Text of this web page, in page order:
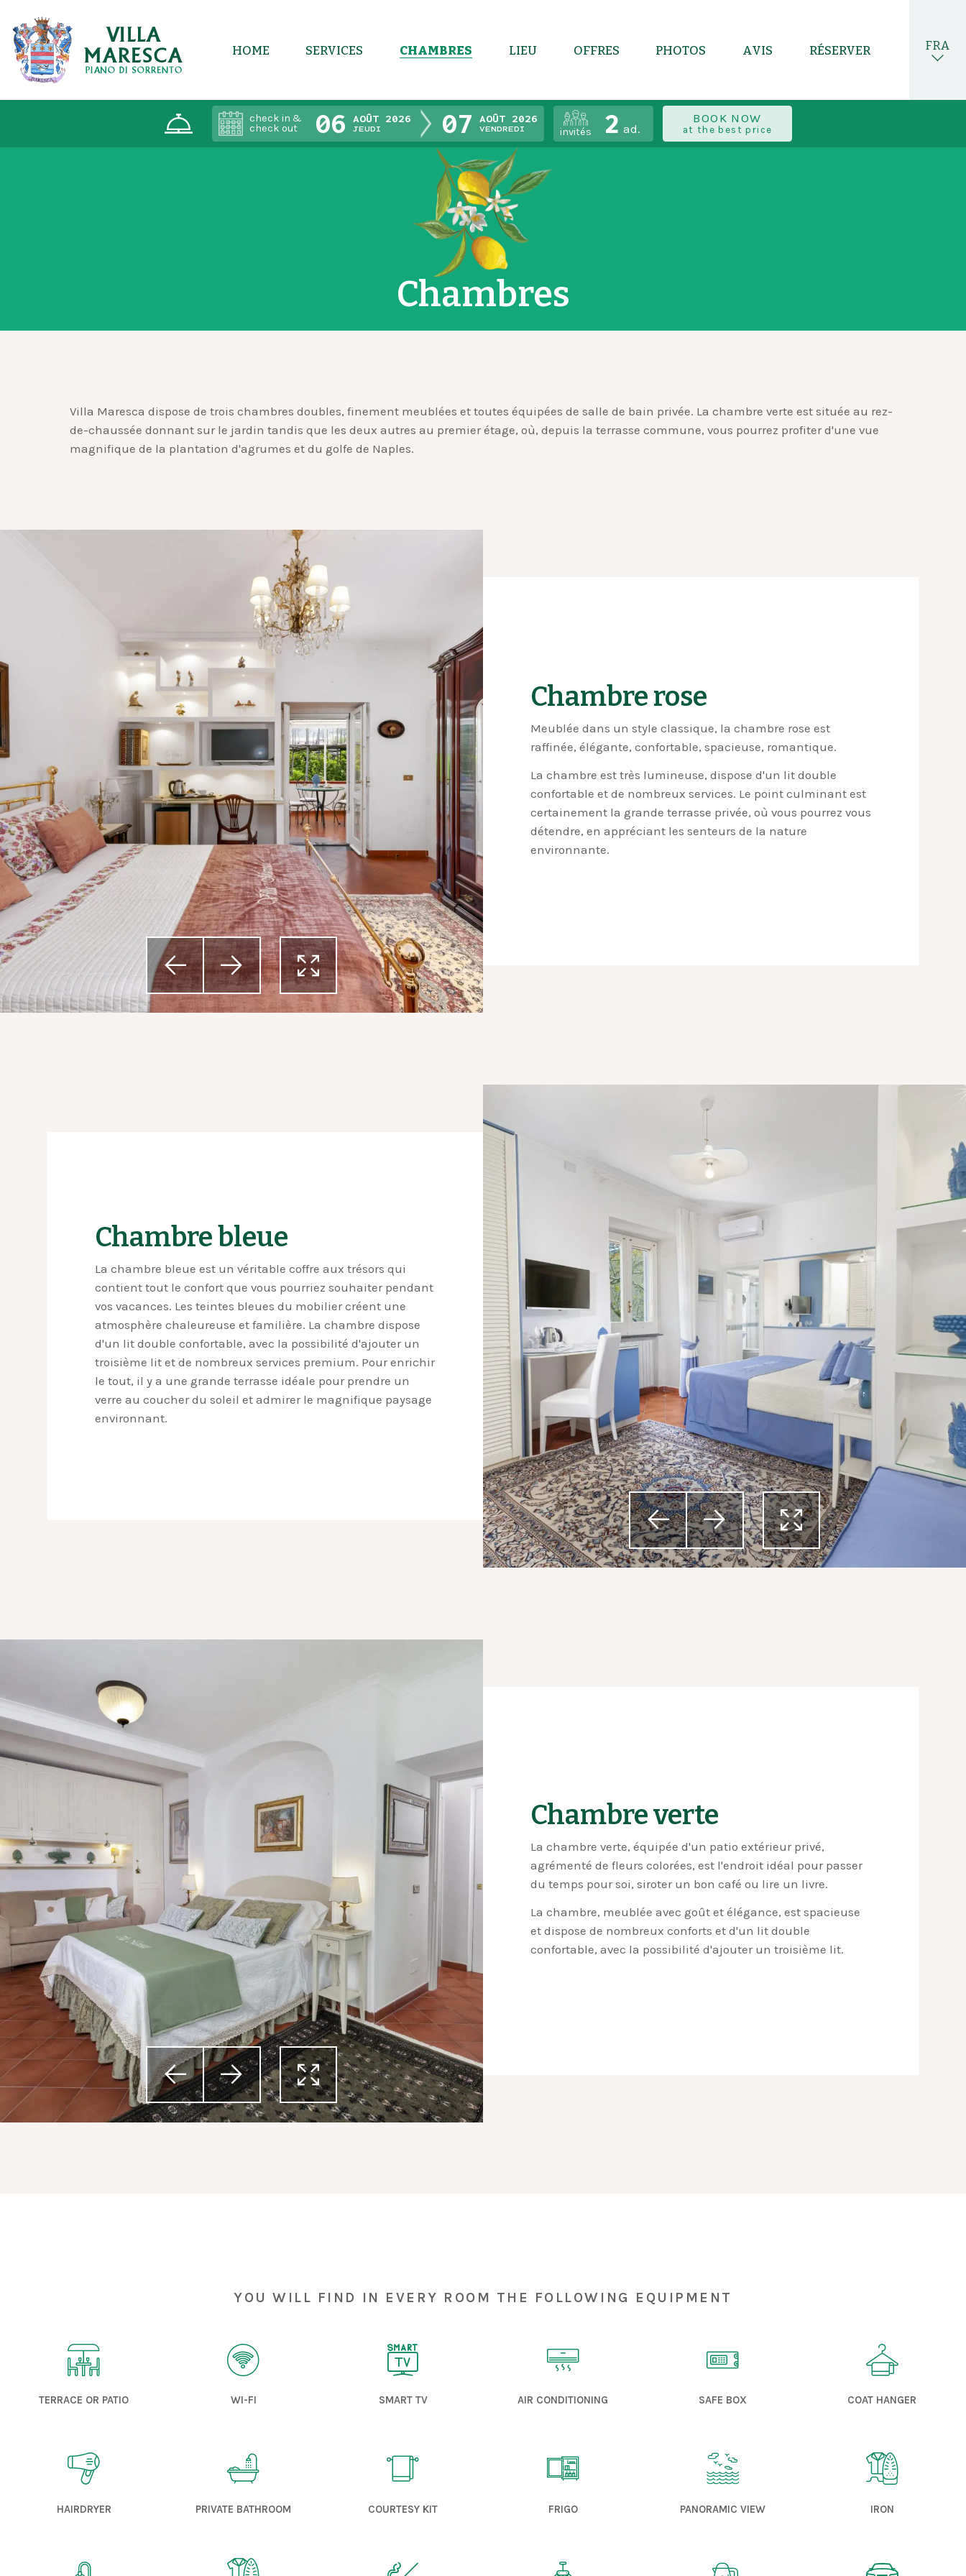
HOME SERVICES CHAMBRES LIEU OFFRES PHOTOS AVIS RÉSERVER FRA
check in &
check out
06
AOÛT 2026
jeudi
07
AOÛT 2026
vendredi
invités 2 ad.
BOOK NOW
at the best price
Chambres
Villa Maresca dispose de trois chambres doubles, finement meublées et toutes équipées de salle de bain privée. La chambre verte est située au rez-
de-chaussée donnant sur le jardin tandis que les deux autres au premier étage, où, depuis la terrasse commune, vous pourrez profiter d'une vue
magnifique de la plantation d'agrumes et du golfe de Naples.
Chambre rose
Meublée dans un style classique, la chambre rose est
raffinée, élégante, confortable, spacieuse, romantique.
La chambre est très lumineuse, dispose d'un lit double
confortable et de nombreux services. Le point culminant est
certainement la grande terrasse privée, où vous pourrez vous
détendre, en appréciant les senteurs de la nature
environnante.

Previous

Next

Chambre bleue
La chambre bleue est un véritable coffre aux trésors qui
contient tout le confort que vous pourriez souhaiter pendant
vos vacances. Les teintes bleues du mobilier créent une
atmosphère chaleureuse et familière. La chambre dispose
d'un lit double confortable, avec la possibilité d'ajouter un
troisième lit et de nombreux services premium. Pour enrichir
le tout, il y a une grande terrasse idéale pour prendre un
verre au coucher du soleil et admirer le magnifique paysage
environnant.

Previous

Next

Chambre verte
La chambre verte, équipée d'un patio extérieur privé,
agrémenté de fleurs colorées, est l'endroit idéal pour passer
du temps pour soi, siroter un bon café ou lire un livre.
La chambre, meublée avec goût et élégance, est spacieuse
et dispose de nombreux conforts et d'un lit double
confortable, avec la possibilité d'ajouter un troisième lit.

Previous

Next

you will find in every room the following equipment

TERRACE OR PATIO

WI-FI

SMART TV

AIR CONDITIONING

SAFE BOX

COAT HANGER

HAIRDRYER

PRIVATE BATHROOM

COURTESY KIT

FRIGO

PANORAMIC VIEW

IRON